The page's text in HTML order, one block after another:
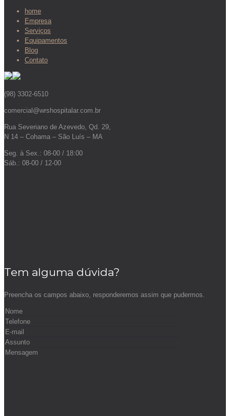
home
Empresa
Serviços
Equipamentos
Blog
Contato
(98) 3302-6510
comercial@wrshospitalar.com.br
Rua Severiano de Azevedo, Qd. 29,
N 14 – Cohama – São Luís – MA
Seg. à Sex.: 08-00 / 18:00
Sáb.: 08-00 / 12-00
Tem alguma dúvida?
Preencha os campos abaixo, responderemos assim que pudermos.